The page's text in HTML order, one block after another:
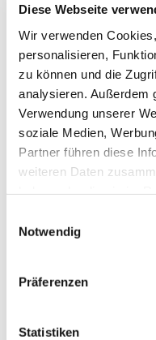
Diese Webseite
Wir verwenden
personalisieren,
zu können und die
analysieren. Außerdem
Verwendung unserer
soziale Medien,
Partner führen diese
weiteren Daten
Notwendig
Präferenzen
Statistiken